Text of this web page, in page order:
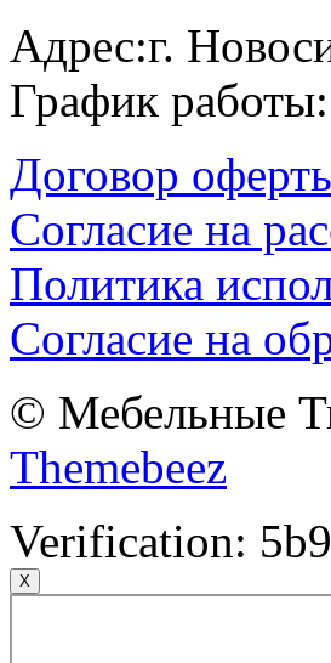
Адрес:г.
График
Договор
Согласие на
Политика
Согласие на
© Мебельные
Themebeez
Verification:
X